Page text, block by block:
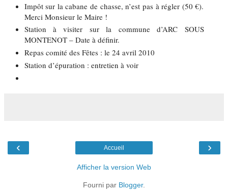
Impôt sur la cabane de chasse, n’est pas à régler (50 €).
Merci Monsieur le Maire !
Station à visiter sur la commune d’ARC SOUS
MONTENOT – Date à définir.
Repas comité des Fêtes : le 24 avril 2010
Station d’épuration : entretien à voir
‹ ›
Accueil
Afficher la version Web
Fourni par Blogger.